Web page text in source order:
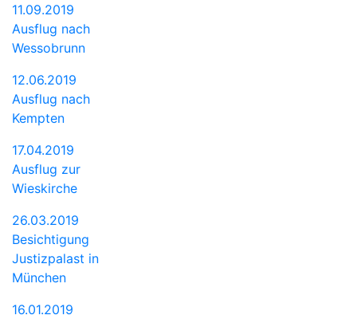
11.09.2019
Ausflug nach
Wessobrunn
12.06.2019
Ausflug nach
Kempten
17.04.2019
Ausflug zur
Wieskirche
26.03.2019
Besichtigung
Justizpalast in
München
16.01.2019